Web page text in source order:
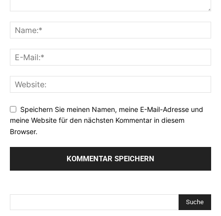
Speichern Sie meinen Namen, meine E-Mail-Adresse und
meine Website für den nächsten Kommentar in diesem
Browser.